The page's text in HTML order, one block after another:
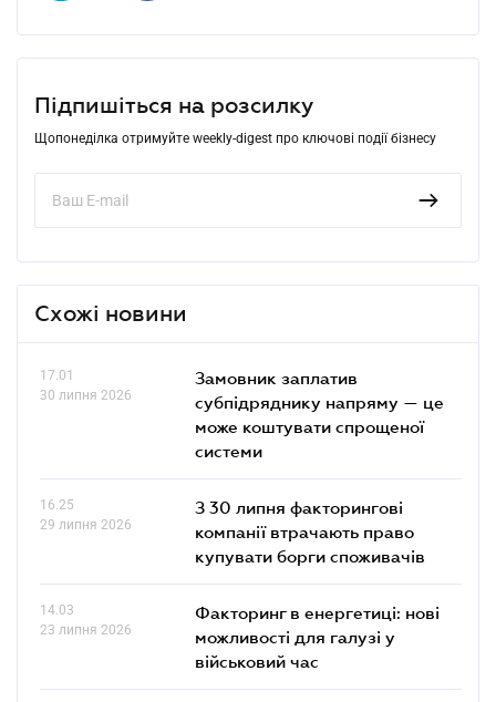
Підпишіться на розсилку
Щопонеділка отримуйте weekly-digest про ключові події бізнесу
Схожі новини
17.01
30 липня 2026
Замовник заплатив
субпідряднику напряму — це
може коштувати спрощеної
системи
16.25
29 липня 2026
З 30 липня факторингові
компанії втрачають право
купувати борги споживачів
14.03
23 липня 2026
Факторинг в енергетиці: нові
можливості для галузі у
військовий час